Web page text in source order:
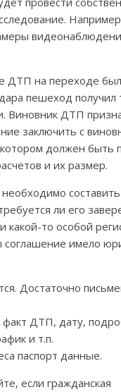
ДТП на переходе
пешеход получил
Виновник ДТП
заключить с
должен быть
и их размер.
ли его
какой-то особой
соглашение имело
Достаточно
ДТП, дату,
и т.п.
паспорт данные.
если гражданская